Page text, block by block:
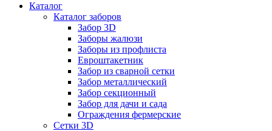
Каталог
Каталог заборов
Забор 3D
Заборы жалюзи
Заборы из профлиста
Евроштакетник
Забор из сварной сетки
Забор металлический
Забор секционный
Забор для дачи и сада
Ограждения фермерские
Сетки 3D